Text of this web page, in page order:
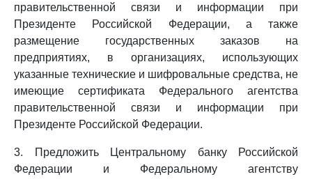
правительственной связи и информации при
Президенте Российской Федерации, а также
размещение государственных заказов на
предприятиях, в организациях, использующих
указанные технические и шифровальные средства, не
имеющие сертификата Федерального агентства
правительственной связи и информации при
Президенте Российской Федерации.
3. Предложить Центральному банку Российской
Федерации и Федеральному агентству